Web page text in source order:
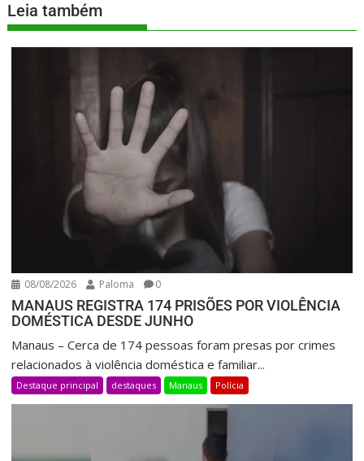
Leia também
08/08/2026 Paloma 0
MANAUS REGISTRA 174 PRISÕES POR VIOLÊNCIA
DOMÉSTICA DESDE JUNHO
Manaus – Cerca de 174 pessoas foram presas por crimes
relacionados à violência doméstica e familiar...
Destaque principal destaques Manaus Polícia